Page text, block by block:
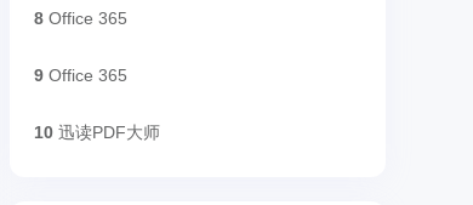
8 Office 365
9 Office 365
10 迅读PDF大师